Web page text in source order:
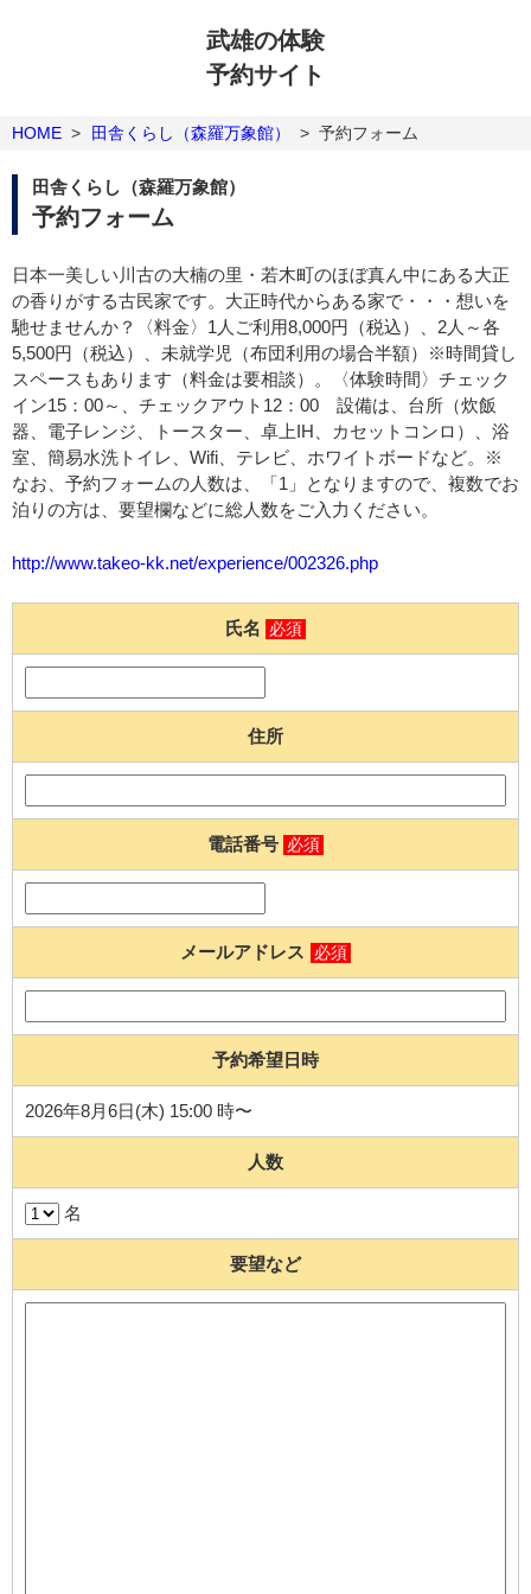
武雄の体験
予約サイト
HOME > 田舎くらし（森羅万象館） > 予約フォーム
田舎くらし（森羅万象館）
予約フォーム
日本一美しい川古の大楠の里・若木町のほぼ真ん中にある大正
の香りがする古民家です。大正時代からある家で・・・想いを
馳せませんか？〈料金〉1人ご利用8,000円（税込）、2人～各
5,500円（税込）、未就学児（布団利用の場合半額）※時間貸し
スペースもあります（料金は要相談）。〈体験時間〉チェック
イン15：00～、チェックアウト12：00 設備は、台所（炊飯
器、電子レンジ、トースター、卓上IH、カセットコンロ）、浴
室、簡易水洗トイレ、Wifi、テレビ、ホワイトボードなど。※
なお、予約フォームの人数は、「1」となりますので、複数でお
泊りの方は、要望欄などに総人数をご入力ください。
http://www.takeo-kk.net/experience/002326.php
氏名 必須
住所
電話番号 必須
メールアドレス 必須
予約希望日時
2026年8月6日(木) 15:00 時〜
人数
名
要望など